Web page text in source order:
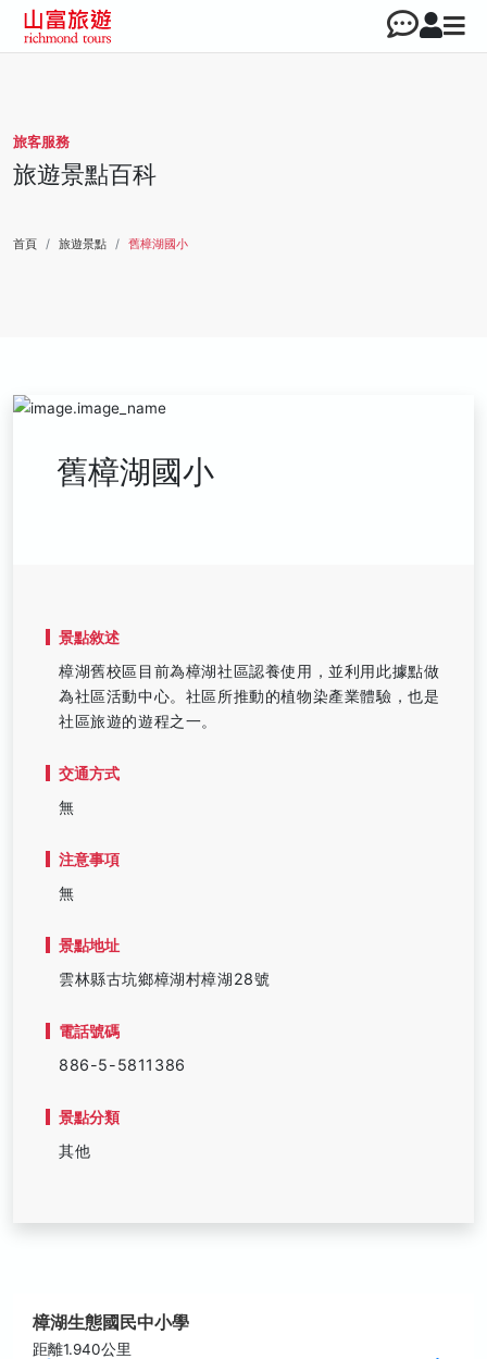
旅客服務
旅遊景點百科
首頁 旅遊景點 舊樟湖國小
舊樟湖國小
景點敘述
樟湖舊校區目前為樟湖社區認養使用，並利用此據點做
為社區活動中心。社區所推動的植物染產業體驗，也是
社區旅遊的遊程之一。
交通方式
無
注意事項
無
景點地址
雲林縣古坑鄉樟湖村樟湖28號
電話號碼
886-5-5811386
景點分類
其他
樟湖生態國民中小學
距離1.940公里